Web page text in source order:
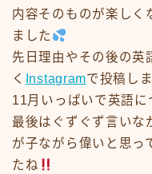
内容そのものが楽しく
ました
先日理由やその後の英
く
Instagramで投稿し
11月いっぱいで英語に
最後はぐずぐず言いな
が子ながら偉いと思っ
たね